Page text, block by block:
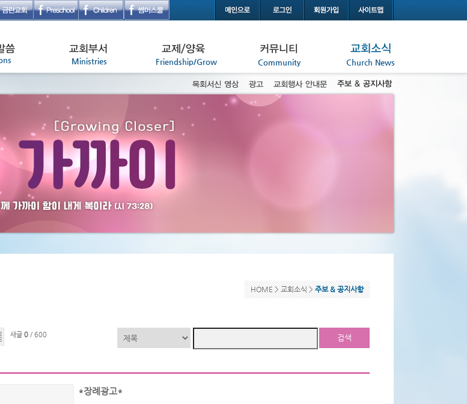
HOME >교회소식>주보 & 공지사항
새글 0 / 600 검색
*장례광고*